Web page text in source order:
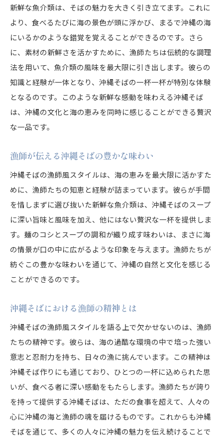
新鮮な魚介類は、そばの魅力を大きく引き立てます。これに
より、食べるたびに海の景色が頭に浮かび、まるで沖縄の海
にいるかのような錯覚を覚えることができるのです。さら
に、素材の新鮮さを活かすために、漁師たちは伝統的な調理
法を用いて、魚介類の風味を最大限に引き出します。彼らの
知識と経験が一体となり、沖縄そばの一杯一杯が特別な体験
となるのです。このような新鮮な感動を味わえる沖縄そば
は、沖縄の文化と海の恵みを同時に感じることができる贅沢
な一品です。
漁師が伝える沖縄そばの豊かな味わい
沖縄そばの漁師風スタイルは、海の恵みを最大限に活かすた
めに、漁師たちの知恵と経験が詰まっています。彼らが手間
を惜しまずに選び抜いた新鮮な魚介類は、沖縄そばのスープ
に深い旨味と風味を加え、他にはない贅沢な一杯を提供しま
す。麺のコシとスープの調和が織り成す味わいは、まさに海
の情景が口の中に広がるような印象を与えます。漁師たちが
紡ぐこの豊かな味わいを通じて、沖縄の自然と文化を感じる
ことができるのです。
沖縄そばにおける漁師の精神とは
沖縄そばの漁師風スタイルを語る上で欠かせないのは、漁師
たちの精神です。彼らは、海の過酷な環境の中で培った強い
意志と忍耐力を持ち、日々の漁に挑んでいます。この精神は
沖縄そば作りにも通じており、ひとつの一杯に込められた思
いが、食べる者に深い感動をもたらします。漁師たちが誇り
を持って提供する沖縄そばは、ただの食事を超えて、人々の
心に沖縄の海と漁師の魂を届けるものです。これからも沖縄
そばを通じて、多くの人々に沖縄の魅力を伝え続けることで